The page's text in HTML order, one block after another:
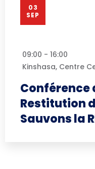
03
SEP
09:00 - 16:00
Kinshasa, Centre
Conférence
Restitution
Sauvons la